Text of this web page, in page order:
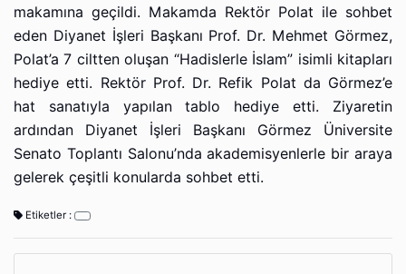
makamına geçildi. Makamda Rektör Polat ile sohbet
eden Diyanet İşleri Başkanı Prof. Dr. Mehmet Görmez,
Polat’a 7 ciltten oluşan “Hadislerle İslam” isimli kitapları
hediye etti. Rektör Prof. Dr. Refik Polat da Görmez’e
hat sanatıyla yapılan tablo hediye etti. Ziyaretin
ardından Diyanet İşleri Başkanı Görmez Üniversite
Senato Toplantı Salonu’nda akademisyenlerle bir araya
gelerek çeşitli konularda sohbet etti.
Etiketler :